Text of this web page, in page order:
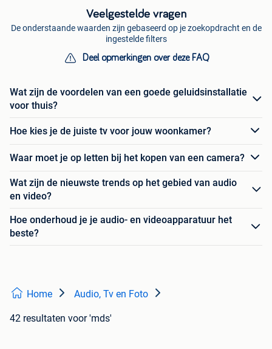
Veelgestelde vragen
De onderstaande waarden zijn gebaseerd op je zoekopdracht en de
ingestelde filters
Deel opmerkingen over deze FAQ
Wat zijn de voordelen van een goede geluidsinstallatie
voor thuis?
Hoe kies je de juiste tv voor jouw woonkamer?
Waar moet je op letten bij het kopen van een camera?
Wat zijn de nieuwste trends op het gebied van audio
en video?
Hoe onderhoud je je audio- en videoapparatuur het
beste?
Home Audio, Tv en Foto
42 resultaten voor 'mds'